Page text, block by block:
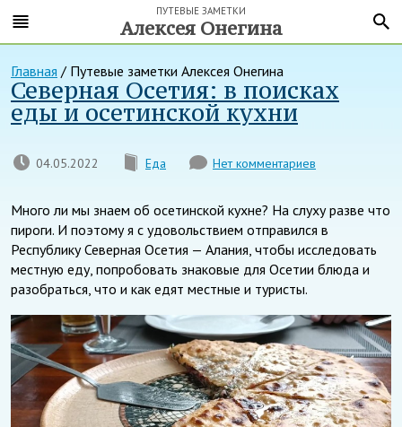
ПУТЕВЫЕ ЗАМЕТКИ
Алексея Онегина
Главная / Путевые заметки Алексея Онегина
Северная Осетия: в поисках
еды и осетинской кухни
04.05.2022 Еда Нет комментариев
Много ли мы знаем об осетинской кухне? На слуху разве что
пироги. И поэтому я с удовольствием отправился в
Республику Северная Осетия — Алания, чтобы исследовать
местную еду, попробовать знаковые для Осетии блюда и
разобраться, что и как едят местные и туристы.